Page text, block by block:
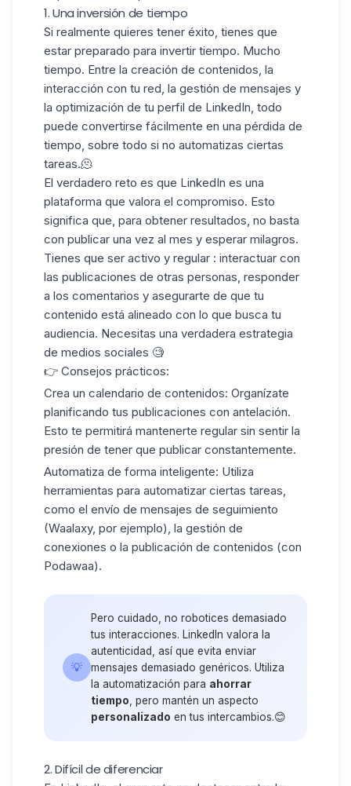
1. Una inversión de tiempo
Si realmente quieres tener éxito, tienes que
estar preparado para invertir tiempo. Mucho
tiempo. Entre la creación de contenidos, la
interacción con tu red, la gestión de mensajes y
la optimización de tu perfil de LinkedIn, todo
puede convertirse fácilmente en una pérdida de
tiempo, sobre todo si no automatizas ciertas
tareas.🫠
El verdadero reto es que LinkedIn es una
plataforma que valora el compromiso. Esto
significa que, para obtener resultados, no basta
con publicar una vez al mes y esperar milagros.
Tienes que ser activo y regular : interactuar con
las publicaciones de otras personas, responder
a los comentarios y asegurarte de que tu
contenido está alineado con lo que busca tu
audiencia. Necesitas una verdadera estrategia
de medios sociales 🧐
👉 Consejos prácticos:
Crea un calendario de contenidos: Organízate
planificando tus publicaciones con antelación.
Esto te permitirá mantenerte regular sin sentir la
presión de tener que publicar constantemente.
Automatiza de forma inteligente: Utiliza
herramientas para automatizar ciertas tareas,
como el envío de mensajes de seguimiento
(Waalaxy, por ejemplo), la gestión de
conexiones o la publicación de contenidos (con
Podawaa).
💡
Pero cuidado, no robotices demasiado
tus interacciones. LinkedIn valora la
autenticidad, así que evita enviar
mensajes demasiado genéricos. Utiliza
la automatización para ahorrar
tiempo , pero mantén un aspecto
personalizado en tus intercambios.😊
2. Difícil de diferenciar